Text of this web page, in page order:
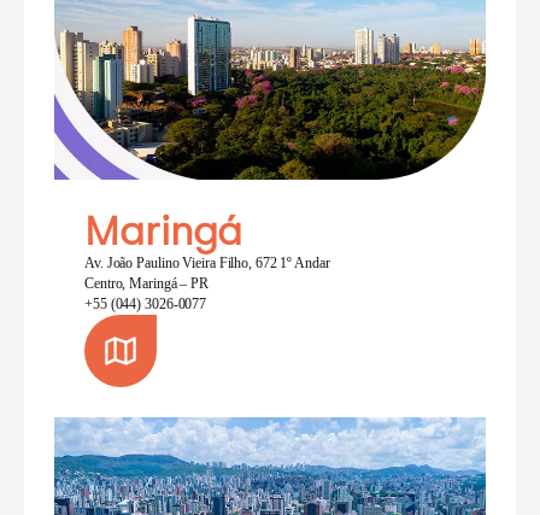
Maringá
Av. João Paulino Vieira Filho, 672 1º Andar
Centro, Maringá – PR
+55 (044) 3026-0077